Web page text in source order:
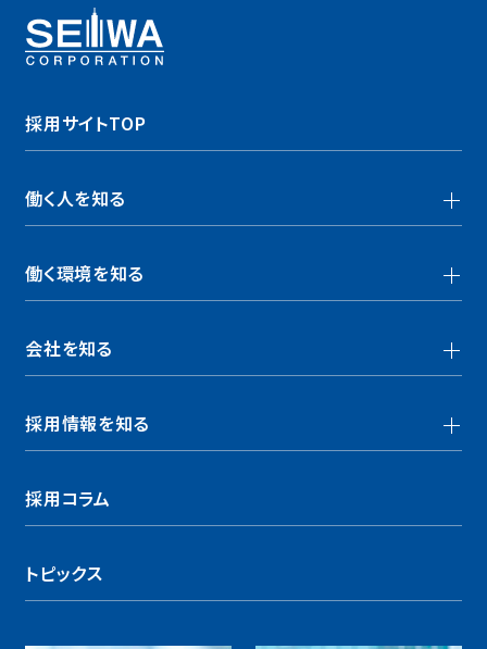
採用サイトTOP
働く人を知る
社員の声一覧
働く環境を知る
人事制度・福利厚生
3分でわかる生和
会社を知る
企業理念・社会的責任
社長の想い
採用情報を知る
インターンシップについて
募集要項
採用コラム
トピックス